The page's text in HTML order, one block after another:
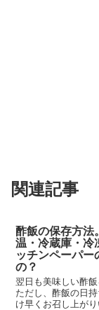
関連記事
酢飯の保存方法
温・冷蔵庫・冷
ッチンペーパー
の？
翌日も美味しい酢
ただし、酢飯の日
け早くお召し上が